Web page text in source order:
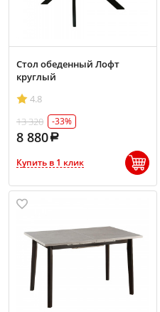
Стол обеденный Лофт
круглый
4.8
13 320
-33%
8 880
Купить в 1 клик